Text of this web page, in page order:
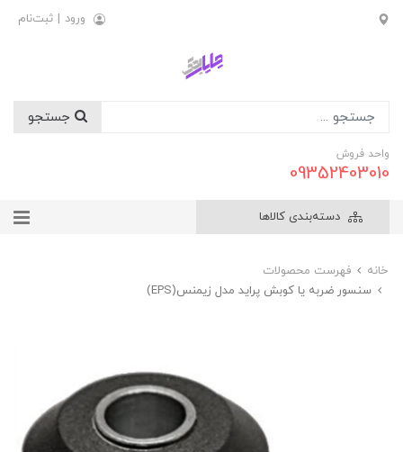
ورود | ثبت‌نام
واحد فروش
09352403010
دسته‌بندی کالاها
خانه
فهرست محصولات
سنسور ضربه يا کوبش پرايد مدل زيمنس(EPS)